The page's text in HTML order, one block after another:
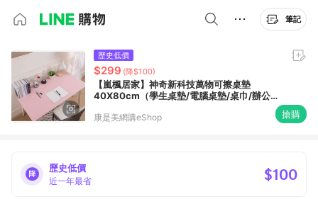
筆記
歷史低價
$299 (降$100)
【嵐楓居家】神奇新科技萬物可擦桌墊
40X80cm（學生桌墊/電腦桌墊/桌巾/辦公室
桌墊/桌布/滑鼠墊/書桌墊）-櫻花粉＋水粉_廠
商直送
康是美網購eShop 搶購
歷史低價
近一年最省 $100